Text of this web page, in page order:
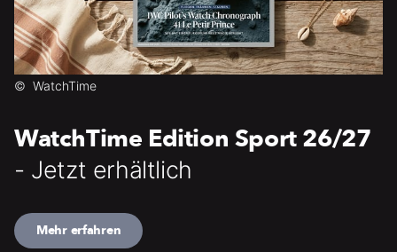
© WatchTime
WatchTime Edition Sport 26/27
- Jetzt erhältlich
Mehr erfahren